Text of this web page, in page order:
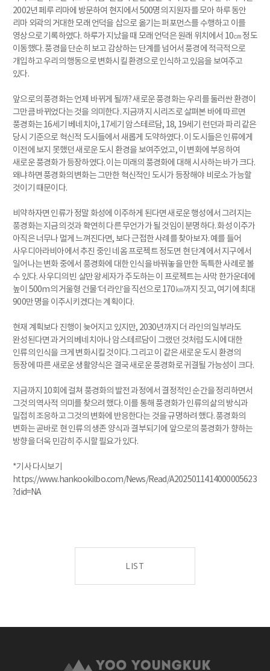
2002년 페루 리마에 방문하여 현지에서 500명의 지원자를 모아 하루 동안
리마 외곽의 거대한 모래 언덕을 삽으로 옮기는 퍼포먼스를 수행하고 이를
영상으로 기록하였다. 하루가 지났을 때 모래 언덕은 원래 위치에서 10㎝ 정도
이동했다. 풍경을 단순히 보고 감상하는 단계를 넘어서 풍경에 적극적으로
개입하고 우리의 행동으로 변화시킬 환경으로 인식하고 있음을 보여주고
있다.
앞으로의 풍경화는 언제 바뀌게 될까? 새로운 풍경화는 우리를 둘러싼 환경이
그만큼 바뀌었다는 것을 의미한다. 지금까지 시리즈로 살펴본 바에 따르면
풍경화는 16세기 베네치아, 17세기 암스테르담, 18, 19세기 런던과 파리 같은
당시 기준으로 혁신적 도시들에서 새롭게 도약하였다. 이 도시들은 인류에게
이전에 보지 못했던 새로운 도시 환경을 보여주었고, 이 변화에 부응하여
새로운 풍경화가 등장하였다. 이는 미래의 풍경화에 대해 시사하는 바가 크다.
왜냐하면 풍경화의 변화는 그만한 혁신적인 도시가 등장해야 비로소 가능할
것이기 때문이다.
비약하자면 인류가 정말 화성에 이주하게 된다면 새로운 행성에서 그려지는
풍경화는 지금의 것과 확연히 다른 무언가가 될 것임이 분명하다. 화성 이주가
아직은 너무나 멀게 느껴진다면, 보다 근접한 사례를 찾아보자. 예를 들어
사우디아라비아에서 추진 중인 네옴 프로젝트 정도면 현 단계에서 지구에서
일어나는 변화 중에서 풍경화에 대한 인식을 바꿔놓을 만한 독특한 사례로 볼
수 있다. 사우디의 빈 살만 왕세자가 주도하는 이 프로젝트는 사막 한가운데에
높이 500m의 거울형 건물 ‘더 라인’을 직선으로 170㎞까지 짓고, 여기에 최대
900만 명을 이주시키겠다는 계획이다.
현재 계획보다 진행이 늦어지고 있지만, 2030년까지 더 라인의 일부라도
완성된다면 과거의 베네치아나 암스테르담이 그랬던 것처럼 도시에 대한
인류의 인식을 크게 변화시킬 것이다. 그리고 이 같은 새로운 도시 환경의
등장에 따른 새로운 생활양식은 결국 새로운 풍경화로 귀결될 가능성이 크다.
지금까지 10회에 걸쳐 풍경화의 발전 과정에서 결정적인 순간을 정리하면서
그것의 역사적 의미를 찾으려 했다. 이를 통해 풍경화가 인류의 삶의 방식과
밀접히 조응하고 그것의 변화에 반응한다는 것을 규명하려 했다. 풍경화의
변화는 곧바로 현 인류의 생존 양식과 결부되기에 앞으로의 풍경화가 향하는
방향을 더욱 민감히 주시할 필요가 있다.
*기사 다시보기
https://www.hankookilbo.com/News/Read/A2025011414000005623
?did=NA
LIST